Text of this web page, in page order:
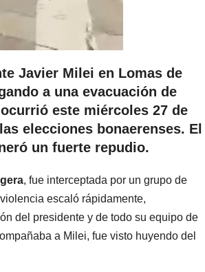
Javier Milei en Lomas de
a una evacuación de
este miércoles 27 de
elecciones bonaerenses. El
un fuerte repudio.
, fue interceptada por un grupo de
escaló rápidamente,
del presidente y de todo su equipo de
a Milei, fue visto huyendo del